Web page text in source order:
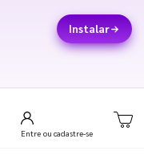
Instalar
Entre ou cadastre-se